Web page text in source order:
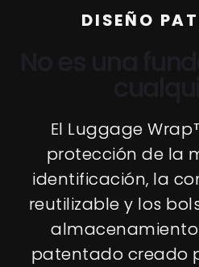
DISEÑO
El Luggage
protección de la
identificación, la
reutilizable y los
patentado creado